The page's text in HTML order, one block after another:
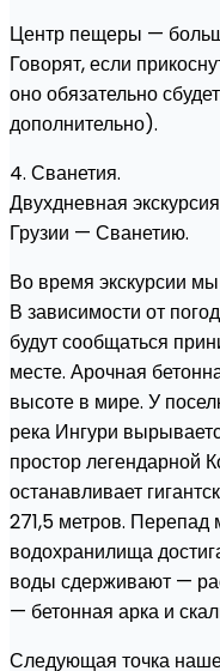
Центр пещеры —
Говорят, если
оно обязательно
дополнительно).
4. Сванетия.
Двухдневная
Грузии — Сванетию.
Во время экскурсии
В зависимости от
будут сообщаться
месте. Арочная
высоте в мире. У
река Ингури
простор легендарной
останавливает
271,5 метров.
водохранилища
воды сдерживают —
— бетонная арка и
Следующая точка